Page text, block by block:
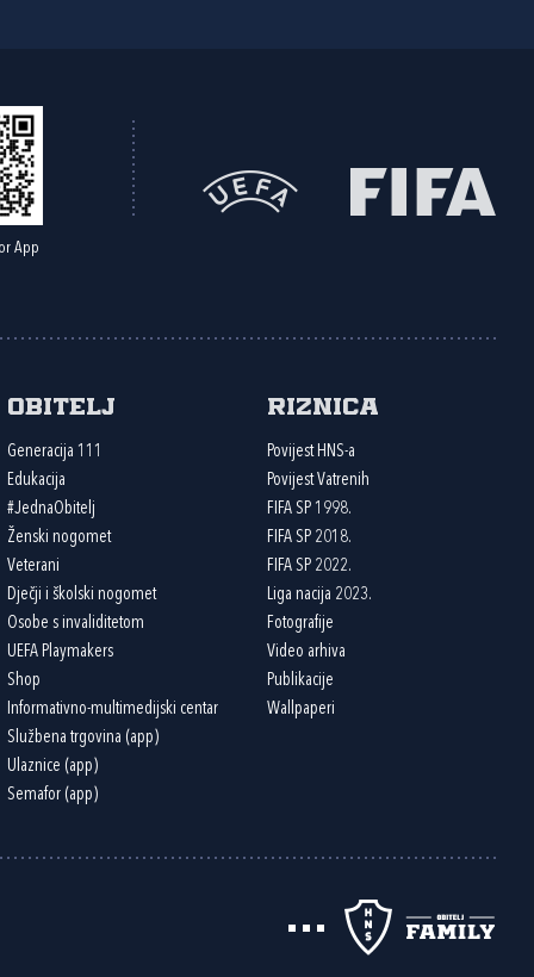
App
Obitelj
Generacija 111
Edukacija
#JednaObitelj
Ženski nogomet
Veterani
Dječji i školski nogomet
Osobe s invaliditetom
UEFA Playmakers
Shop
Informativno-multimedijski centar
Službena trgovina (app)
Ulaznice (app)
Semafor (app)
Riznica
Povijest HNS-a
Povijest Vatrenih
FIFA SP 1998.
FIFA SP 2018.
FIFA SP 2022.
Liga nacija 2023.
Fotografije
Video arhiva
Publikacije
Wallpaperi